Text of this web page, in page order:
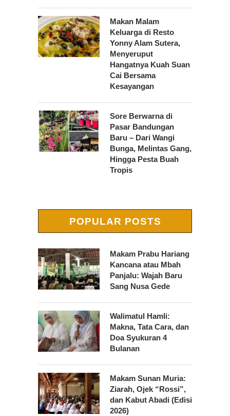
Makan Malam
Keluarga di Resto
Yonny Alam Sutera,
Menyeruput
Hangatnya Kuah Suan
Cai Bersama
Kesayangan
Sore Berwarna di
Pasar Bandungan
Baru – Dari Wangi
Bunga, Melintas Gang,
Hingga Pesta Buah
Tropis
POPULAR POSTS
Makam Prabu Hariang
Kancana atau Mbah
Panjalu: Wajah Baru
Sang Nusa Gede
Walimatul Hamli:
Makna, Tata Cara, dan
Doa Syukuran 4
Bulanan
Makam Sunan Muria:
Ziarah, Ojek “Rossi”,
dan Kabut Abadi (Edisi
2026)